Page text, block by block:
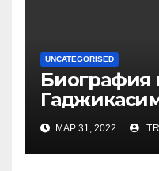
UNCATEGORISED
Биография
детях
МАР 31, 2022